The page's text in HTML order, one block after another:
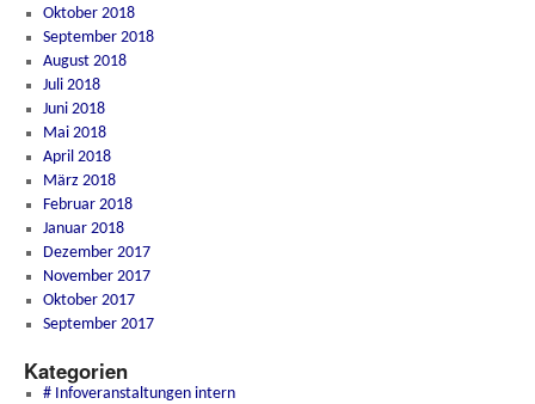
Oktober 2018
September 2018
August 2018
Juli 2018
Juni 2018
Mai 2018
April 2018
März 2018
Februar 2018
Januar 2018
Dezember 2017
November 2017
Oktober 2017
September 2017
Kategorien
# Infoveranstaltungen intern